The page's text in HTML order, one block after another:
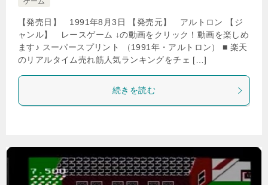
【発売日】 1991年8月3日 【発売元】 アルトロン 【ジ
ャンル】 レースゲーム ↓の動画をクリック！動画を楽しめ
ます♪ スーパースプリント （1991年・アルトロン） ■ 楽天
のリアルタイム売れ筋人気ランキングをチェ […]
続きを読む